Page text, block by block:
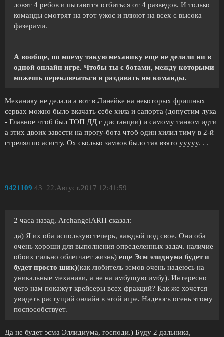
ловят 4 ребов и пытаются отбиться от 4 разведов. И только
команды смотрят на этот ужос и плюют на всех с высока
фазерами.
А вообще, по моему такую механику еще не делали ни в
одной онлайн игре. Чтобы ты с ботами, между которыми
можешь переключаться и раздавать им команды.
Механику не делали а вот в Линейке на некоторых фришных
сервах можно было вкачать себе хила и сапорта (допустим лука
- Главное чтоб был ТОП ДД с дистанции) и самому танком идти
а этих двоих завести на прогу-бота чтоб один хилил тиму в 2-й
стрелял по асисту. Ох сколько замков было так взято ууууу. . .
9421109 22.Август.2017 12:41:59
43
2 часа назад, ArchangelARH сказал:
да) Я их оба использую теперь, каждый под свое. Они оба
очень хороши для выполнения определенных задач. наличие
обоих сильно облегчает жизнь) еще Эсм элидиума будет и
будет просто шик)(как любитель эсмов очень надеюсь на
уникальные механики, а не на имбущую имбу). Интересно
чего нам покажут крейсеры всех фракций? Как же хочется
увидеть растущий онлайн в этой игре. Надеюсь осень этому
поспособствует.
Да не будет эсма Эллидиума, господи.) Буду 2 дальника,